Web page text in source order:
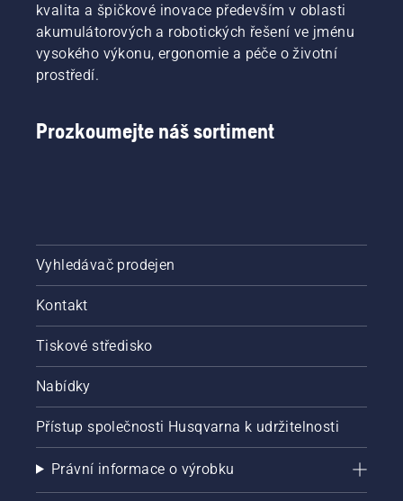
kvalita a špičkové inovace především v oblasti
akumulátorových a robotických řešení ve jménu
vysokého výkonu, ergonomie a péče o životní
prostředí.
Prozkoumejte náš sortiment
Vyhledávač prodejen
Kontakt
Tiskové středisko
Nabídky
Přístup společnosti Husqvarna k udržitelnosti
Právní informace o výrobku